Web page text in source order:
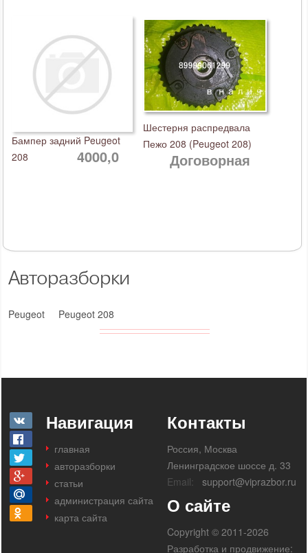
Авторазборки
Peugeot Peugeot 208
Бампер задний Peugeot
208
4000,0
Шестерня распредвала
Пежо 208 (Peugeot 208)
Договорная
Навигация
главная
авторазборки
статьи
администрация сайта
карта сайта
Контакты
Россия, Москва
Ленинградское шоссе д. 33
Email:
support@viprazbor.ru
О сайте
Copyright © 2011-2026
Разработка и продвижение: